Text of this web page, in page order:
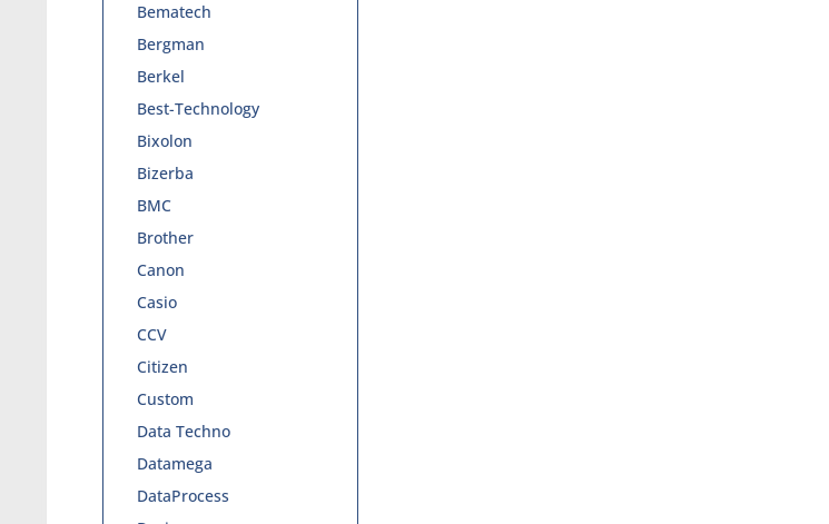
Bematech
Bergman
Berkel
Best-Technology
Bixolon
Bizerba
BMC
Brother
Canon
Casio
CCV
Citizen
Custom
Data Techno
Datamega
DataProcess